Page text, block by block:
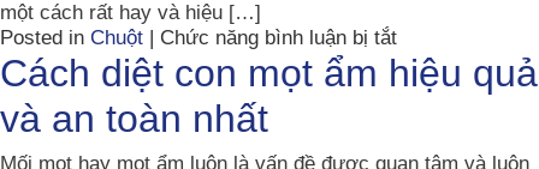
một cách rất hay và hiệu […]
Posted in Chuột | Chức năng bình luận bị tắtở
Bạn
đã
đuổi
Cách diệt con mọt ẩm hiệu quả
và an toàn nhất
Mối mọt hay mọt ẩm luôn là vấn đề được quan tâm và luôn